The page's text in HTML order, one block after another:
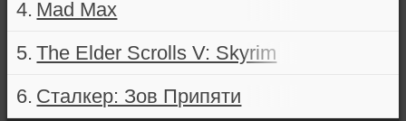
Mad Max
The Elder Scrolls V: Skyrim
Сталкер: Зов Припяти